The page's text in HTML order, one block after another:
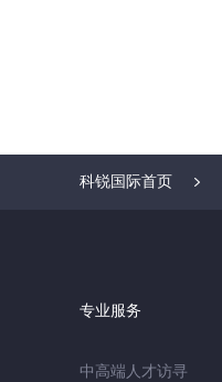
科锐国际首页
专业服务
中高端人才访寻